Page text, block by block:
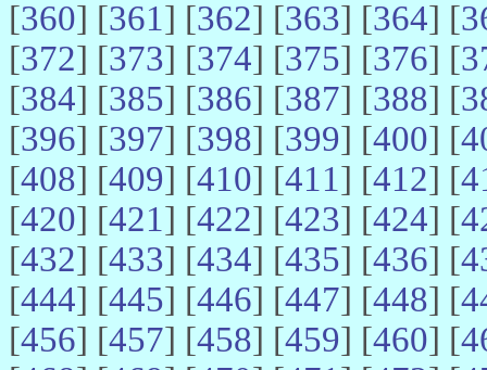
[360] [361] [362] [363] [364] [
[372] [373] [374] [375] [376] [
[384] [385] [386] [387] [388] [
[396] [397] [398] [399] [400] [
[408] [409] [410] [411] [412] [
[420] [421] [422] [423] [424] [
[432] [433] [434] [435] [436] [
[444] [445] [446] [447] [448] [
[456] [457] [458] [459] [460] [